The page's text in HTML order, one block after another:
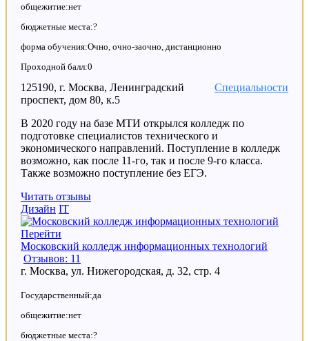
общежитие:нет
бюджетные места:?
форма обучения:Очно, очно-заочно, дистанционно
Проходной балл:0
Специальности
125190, г. Москва, Ленинградский
проспект, дом 80, к.5
В 2020 году на базе МТИ открылся колледж по
подготовке специалистов технического и
экономического направлений. Поступление в колледж
возможно, как после 11-го, так и после 9-го класса.
Также возможно поступление без ЕГЭ.
Читать отзывы
Дизайн IT
Перейти
Московский колледж информационных технологий
Отзывов: 11
г. Москва, ул. Нижегородская, д. 32, стр. 4
Государственный:да
общежитие:нет
бюджетные места:?